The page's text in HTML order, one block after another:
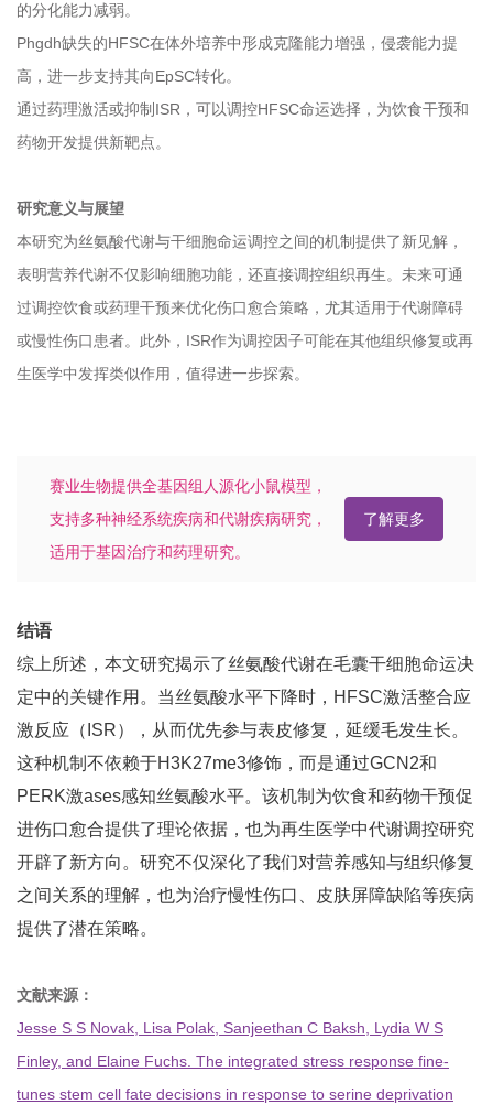
的分化能力减弱。
Phgdh缺失的HFSC在体外培养中形成克隆能力增强，侵袭能力提
高，进一步支持其向EpSC转化。
通过药理激活或抑制ISR，可以调控HFSC命运选择，为饮食干预和
药物开发提供新靶点。
研究意义与展望
本研究为丝氨酸代谢与干细胞命运调控之间的机制提供了新见解，
表明营养代谢不仅影响细胞功能，还直接调控组织再生。未来可通
过调控饮食或药理干预来优化伤口愈合策略，尤其适用于代谢障碍
或慢性伤口患者。此外，ISR作为调控因子可能在其他组织修复或再
生医学中发挥类似作用，值得进一步探索。
赛业生物提供全基因组人源化小鼠模型，
支持多种神经系统疾病和代谢疾病研究，
适用于基因治疗和药理研究。
了解更多
结语
综上所述，本文研究揭示了丝氨酸代谢在毛囊干细胞命运决
定中的关键作用。当丝氨酸水平下降时，HFSC激活整合应
激反应（ISR），从而优先参与表皮修复，延缓毛发生长。
这种机制不依赖于H3K27me3修饰，而是通过GCN2和
PERK激ases感知丝氨酸水平。该机制为饮食和药物干预促
进伤口愈合提供了理论依据，也为再生医学中代谢调控研究
开辟了新方向。研究不仅深化了我们对营养感知与组织修复
之间关系的理解，也为治疗慢性伤口、皮肤屏障缺陷等疾病
提供了潜在策略。
文献来源：
Jesse S S Novak, Lisa Polak, Sanjeethan C Baksh, Lydia W S
Finley, and Elaine Fuchs. The integrated stress response fine-
tunes stem cell fate decisions in response to serine deprivation